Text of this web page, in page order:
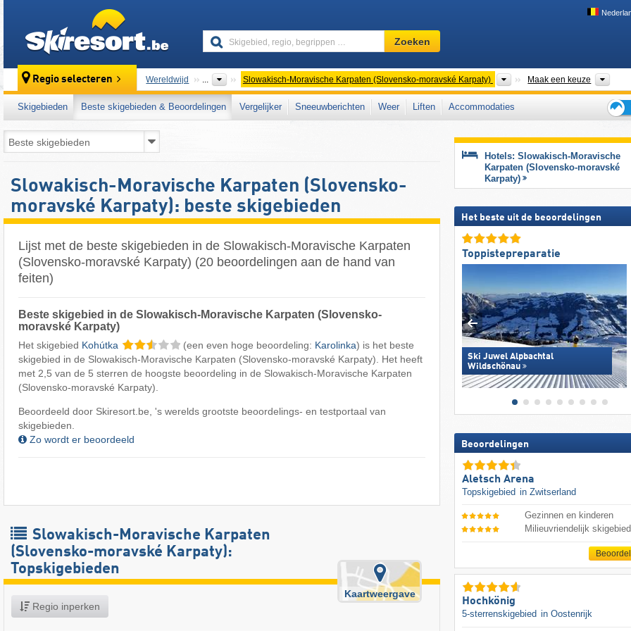
Skigebied,
regio,
…
Zoeken
Regio selecteren Wereldwijd ... Slowakisch-Moravische Karpaten (Slovensko-moravské Karpaty) Bergketens
Maak een keuze
Skigebieden Beste skigebieden & Beoordelingen Vergelijker Sneeuwberichten Weer Liften
Accommodaties
voor
de
Slowakisch-Moravische Karpaten (Slovensko-
moravské Karpaty): beste skigebieden
Lijst met de beste skigebieden in de Slowakisch-Moravische Karpaten
(Slovensko-moravské Karpaty) (20 beoordelingen aan de hand van
feiten)
Beste skigebied in de Slowakisch-Moravische Karpaten (Slovensko-
moravské Karpaty)
Het skigebied Kohútka (een even hoge beoordeling: Karolinka) is het beste
skigebied in de Slowakisch-Moravische Karpaten (Slovensko-moravské Karpaty). Het heeft
met 2,5 van de 5 sterren de hoogste beoordeling in de Slowakisch-Moravische Karpaten
(Slovensko-moravské Karpaty).
Beoordeeld door Skiresort.be, 's werelds grootste beoordelings- en testportaal van
skigebieden.
Zo wordt er beoordeeld
Slowakisch-Moravische Karpaten
(Slovensko-moravské Karpaty):
Topskigebieden
Regio inperken
Kaartweergave
Hotels: Slowakisch-Moravische
Karpaten (Slovensko-moravské
Karpaty)
Het beste uit de beoordelingen
Toppistepreparatie
Ski Juwel Alpbachtal
Wildschönau
Beoordelingen
Aletsch Arena
Topskigebied in Zwitserland
Gezinnen en kinderen
Milieuvriendelijk skigebied
Hochkönig
5-sterrenskigebied in Oostenrijk